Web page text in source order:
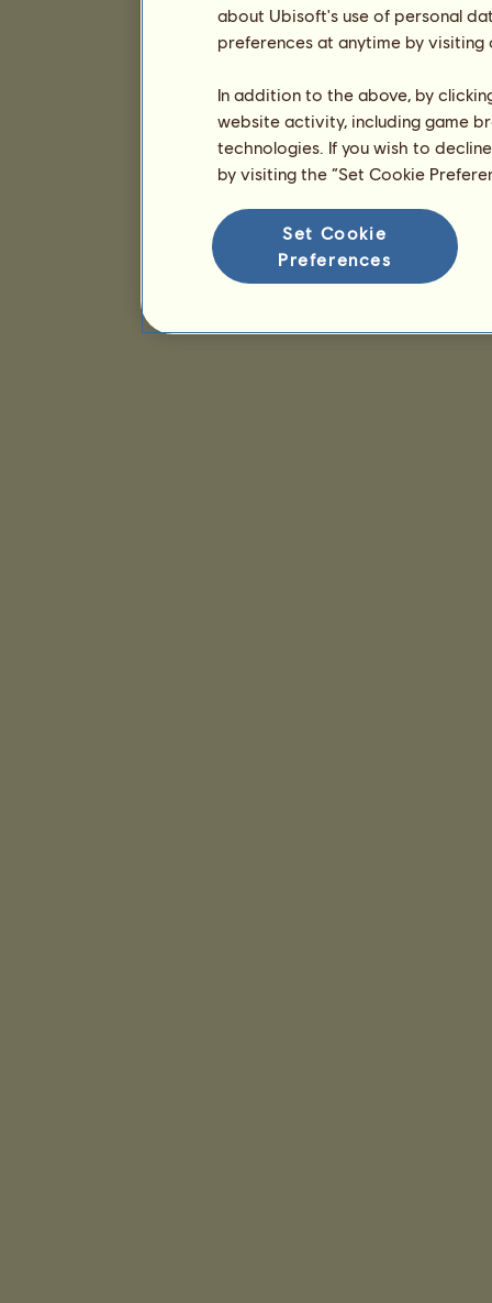
about Ubisoft's use of personal
preferences at anytime by
In addition to the above, by
website activity, including game
technologies. If you wish to
by visiting the “Set Cookie
Set Cookie
Preferences